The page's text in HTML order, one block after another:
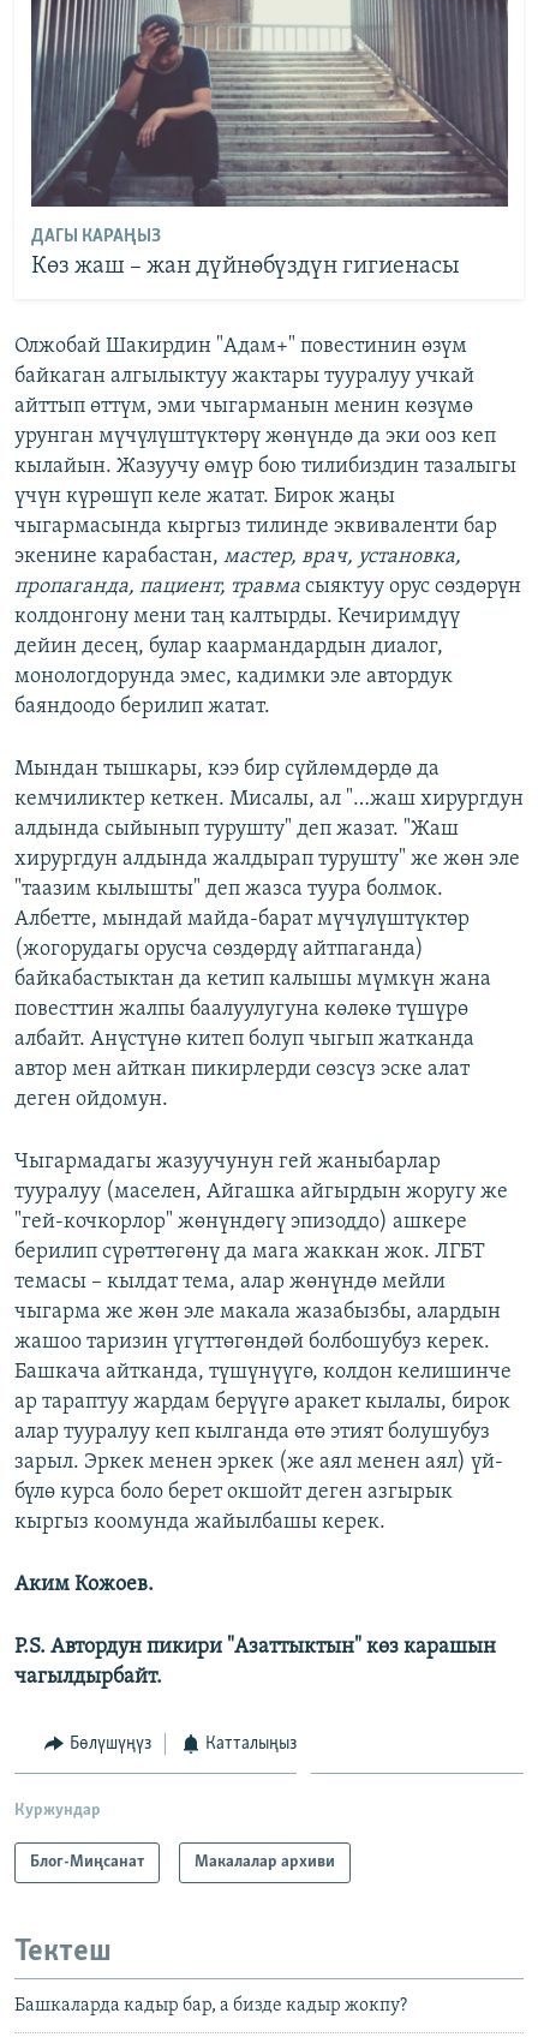
ДАГЫ КАРАҢЫЗ
Көз жаш – жан дүйнөбүздүн гигиенасы
Олжобай Шакирдин "Адам+" повестинин өзүм
байкаган алгылыктуу жактары тууралуу учкай
айттып өттүм, эми чыгарманын менин көзүмө
урунган мүчүлүштүктөрү жөнүндө да эки ооз кеп
кылайын. Жазуучу өмүр бою тилибиздин тазалыгы
үчүн күрөшүп келе жатат. Бирок жаңы
чыгармасында кыргыз тилинде эквиваленти бар
экенине карабастан, мастер, врач, установка,
пропаганда, пациент, травма сыяктуу орус сөздөрүн
колдонгону мени таң калтырды. Кечиримдүү
дейин десең, булар каармандардын диалог,
монологдорунда эмес, кадимки эле автордук
баяндоодо берилип жатат.
Мындан тышкары, кээ бир сүйлөмдөрдө да
кемчиликтер кеткен. Мисалы, ал "…жаш хирургдун
алдында сыйынып турушту" деп жазат. "Жаш
хирургдун алдында жалдырап турушту" же жөн эле
"таазим кылышты" деп жазса туура болмок.
Албетте, мындай майда-барат мүчүлүштүктөр
(жогорудагы орусча сөздөрдү айтпаганда)
байкабастыктан да кетип калышы мүмкүн жана
повесттин жалпы баалуулугуна көлөкө түшүрө
албайт. Анүстүнө китеп болуп чыгып жатканда
автор мен айткан пикирлерди сөзсүз эске алат
деген ойдомун.
Чыгармадагы жазуучунун гей жаныбарлар
тууралуу (маселен, Айгашка айгырдын жоругу же
"гей-кочкорлор" жөнүндөгү эпизоддо) ашкере
берилип сүрөттөгөнү да мага жаккан жок. ЛГБТ
темасы – кылдат тема, алар жөнүндө мейли
чыгарма же жөн эле макала жазабызбы, алардын
жашоо таризин үгүттөгөндөй болбошубуз керек.
Башкача айтканда, түшүнүүгө, колдон келишинче
ар тараптуу жардам берүүгө аракет кылалы, бирок
алар тууралуу кеп кылганда өтө этият болушубуз
зарыл. Эркек менен эркек (же аял менен аял) үй-
бүлө курса боло берет окшойт деген азгырык
кыргыз коомунда жайылбашы керек.
Аким Кожоев.
P.S. Автордун пикири "Азаттыктын" көз карашын
чагылдырбайт.
Бөлүшүңүз Катталыңыз
Куржундар
Блог-Миңсанат Макалалар архиви
Тектеш
Башкаларда кадыр бар, а бизде кадыр жокпу?